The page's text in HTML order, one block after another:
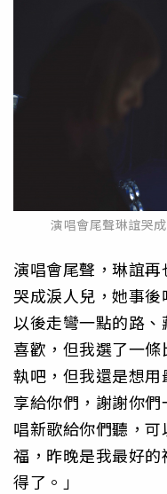
演唱會尾聲琳誼哭
演唱會尾聲，琳誼
哭成淚人兒，她事
以後走彎一點的路
喜歡，但我選了一
執吧，但我還是想
享給你們，謝謝你
唱新歌給你們聽，
福，昨晚是我最好
得了。」